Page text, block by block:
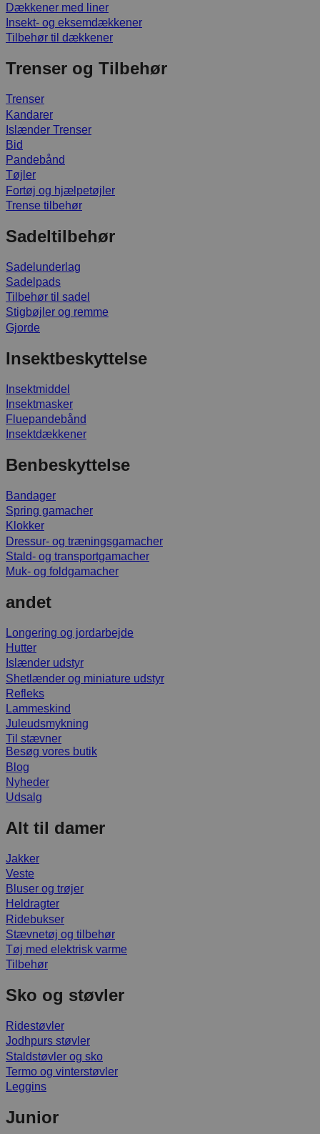
Dækkener med liner
Insekt- og eksemdækkener
Tilbehør til dækkener
Trenser og Tilbehør
Trenser
Kandarer
Islænder Trenser
Bid
Pandebånd
Tøjler
Fortøj og hjælpetøjler
Trense tilbehør
Sadeltilbehør
Sadelunderlag
Sadelpads
Tilbehør til sadel
Stigbøjler og remme
Gjorde
Insektbeskyttelse
Insektmiddel
Insektmasker
Fluepandebånd
Insektdækkener
Benbeskyttelse
Bandager
Spring gamacher
Klokker
Dressur- og træningsgamacher
Stald- og transportgamacher
Muk- og foldgamacher
andet
Longering og jordarbejde
Hutter
Islænder udstyr
Shetlænder og miniature udstyr
Refleks
Lammeskind
Juleudsmykning
Til stævner
Besøg vores butik
Blog
Nyheder
Udsalg
Alt til damer
Jakker
Veste
Bluser og trøjer
Heldragter
Ridebukser
Stævnetøj og tilbehør
Tøj med elektrisk varme
Tilbehør
Sko og støvler
Ridestøvler
Jodhpurs støvler
Staldstøvler og sko
Termo og vinterstøvler
Leggins
Junior